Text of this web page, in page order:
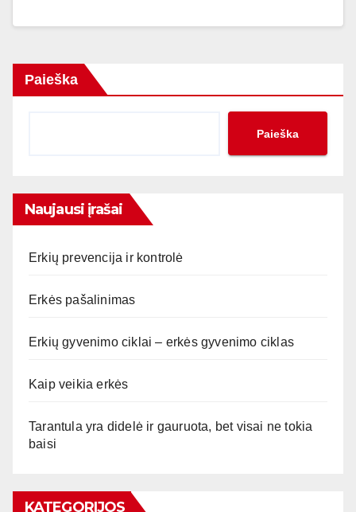
Paieška
Paieška
Naujausi įrašai
Erkių prevencija ir kontrolė
Erkės pašalinimas
Erkių gyvenimo ciklai – erkės gyvenimo ciklas
Kaip veikia erkės
Tarantula yra didelė ir gauruota, bet visai ne tokia
baisi
KATEGORIJOS